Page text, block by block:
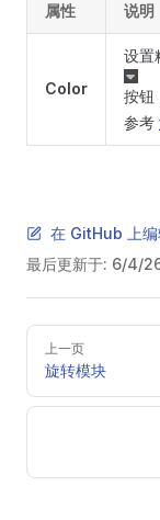
属性 说明
Color
设置
按钮
参考
在 GitHub 上
最后更新于: 6/4/
Pager
上一页
旋转模块